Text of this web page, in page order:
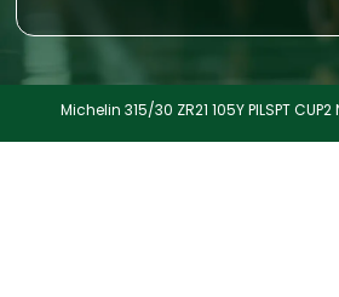
Michelin 315/30 ZR21 105Y PILSPT CUP2